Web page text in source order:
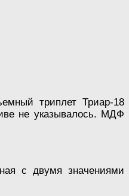
триплет Триар-18
не указывалось. МДФ
с двумя значениями